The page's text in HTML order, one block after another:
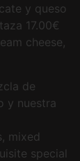
y queso
17.00€
cheese,
de
y nuestra
mixed
special